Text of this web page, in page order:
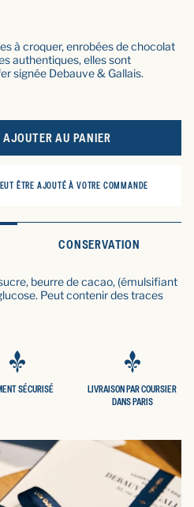
à croquer, enrobées de chocolat
authentiques, elles sont
signée Debauve & Gallais.
LES NOISETTES ENROBÉES DE
QUANTITÉ POUR LES NOISETTES
AJOUTER AU PANIER
ÊTRE AJOUTÉ À VOTRE COMMANDE
CONSERVATION
beurre de cacao, (émulsifiant
Peut contenir des traces
SÉCURISÉ
LIVRAISON PAR COURSIER
DANS PARIS